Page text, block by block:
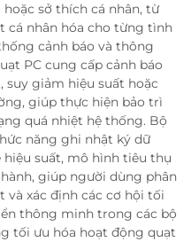
sở thích cá nhân, từ
cá nhân hóa cho từng tình
cảnh báo và thông
PC cung cấp cảnh báo
giảm hiệu suất hoặc
giúp thực hiện bảo trì
quá nhiệt hệ thống. Bộ
năng ghi nhật ký dữ
suất, mô hình tiêu thụ
giúp người dùng phân
xác định các cơ hội tối
thông minh trong các bộ
tối ưu hóa hoạt động quạt